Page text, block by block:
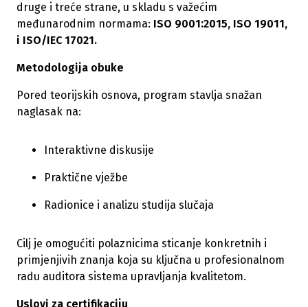
druge i treće strane, u skladu s važećim
međunarodnim normama: ISO 9001:2015, ISO 19011,
i ISO/IEC 17021.
Metodologija obuke
Pored teorijskih osnova, program stavlja snažan
naglasak na:
Interaktivne diskusije
Praktične vježbe
Radionice i analizu studija slučaja
Cilj je omogućiti polaznicima sticanje konkretnih i
primjenjivih znanja koja su ključna u profesionalnom
radu auditora sistema upravljanja kvalitetom.
Uslovi za certifikaciju